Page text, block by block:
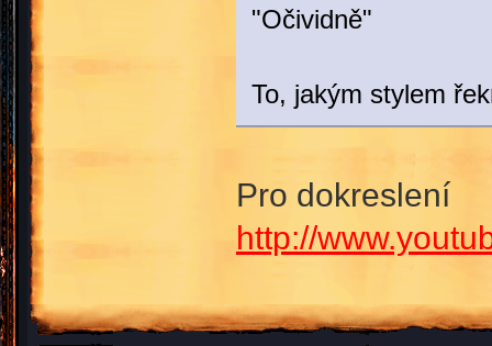
"Očividně"
To, jakým stylem
Pro dokreslení
http://